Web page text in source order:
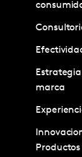
marca
Productos